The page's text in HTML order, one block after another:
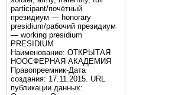
participant/почётный
президиум — honorary
presidium/рабочий президиум
— working presidium
PRESIDIUM
Наименование: ОТКРЫТАЯ
НООСФЕРНАЯ АКАДЕМИЯ
Правопреемник-Дата
создания: 17.11.2015. URL
публикации данных: